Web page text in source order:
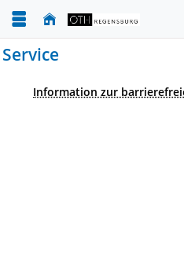
Service
Information zur